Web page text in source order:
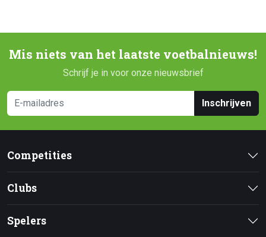
Mis niets van het laatste voetbalnieuws!
Schrijf je in voor onze nieuwsbrief
Inschrijven
Competities
Clubs
Spelers